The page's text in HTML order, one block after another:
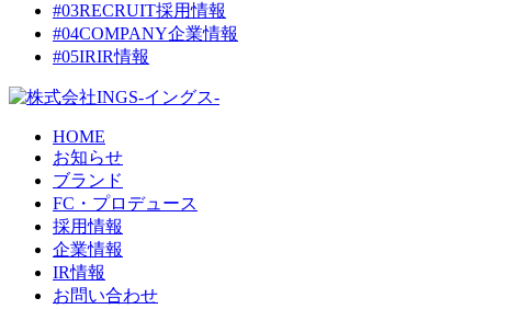
#03RECRUIT採用情報
#04COMPANY企業情報
#05IRIR情報
HOME
お知らせ
ブランド
FC・プロデュース
採用情報
企業情報
IR情報
お問い合わせ